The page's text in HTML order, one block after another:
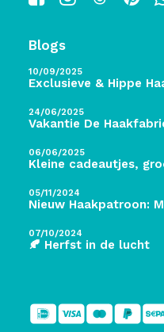
Blogs
10/09/2025
Exclusieve & Hippe
24/06/2025
Vakantie De
06/06/2025
Kleine cadeautjes,
05/11/2024
Nieuw Haakpatroon:
07/10/2024
🍂 Herfst in de lucht